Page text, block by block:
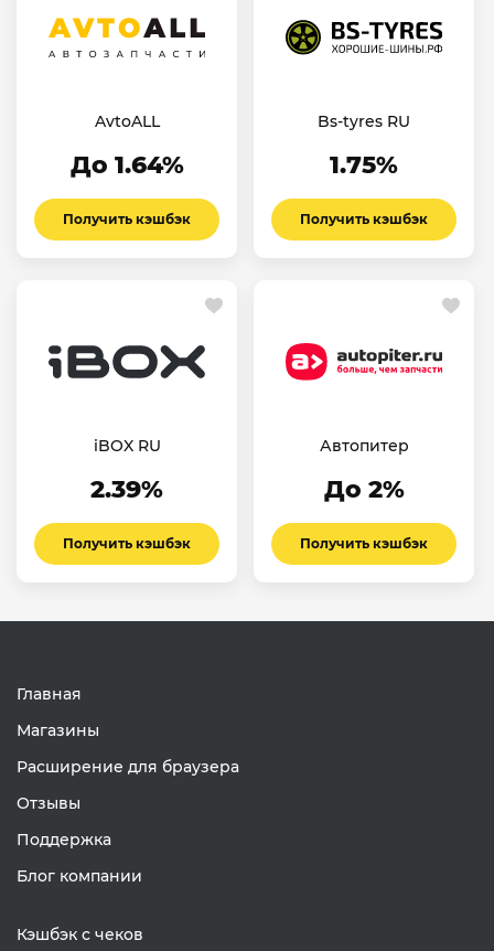
AvtoALL
До 1.64%
Получить кэшбэк
Bs-tyres RU
1.75%
Получить кэшбэк
iBOX RU
2.39%
Получить кэшбэк
Автопитер
До 2%
Получить кэшбэк
Главная
Магазины
Расширение для браузера
Отзывы
Поддержка
Блог компании
Кэшбэк с чеков